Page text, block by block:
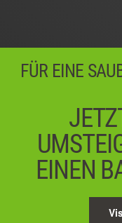
FÜR EINE
EINEN